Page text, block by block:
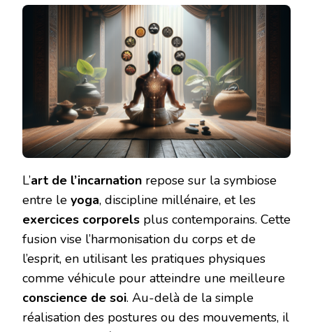
L’art de l’incarnation repose sur la symbiose
entre le yoga, discipline millénaire, et les
exercices corporels plus contemporains. Cette
fusion vise l’harmonisation du corps et de
l’esprit, en utilisant les pratiques physiques
comme véhicule pour atteindre une meilleure
conscience de soi. Au-delà de la simple
réalisation des postures ou des mouvements, il